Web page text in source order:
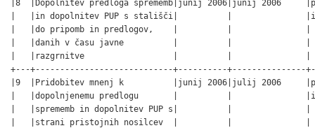
|8  |Dopolnitev predloga sprememb|junij 2006|junij 2006
|   |in dopolnitev PUP s stališči|          |
|   |do pripomb in predlogov,    |          |
|   |danih v času javne          |          |
|   |razgrnitve                  |          |
+---+----------------------------+----------+---------------
|9  |Pridobitev mnenj k          |junij 2006|julij 2006
|   |dopolnjenemu predlogu       |          |
|   |sprememb in dopolnitev PUP s|          |
|   |strani pristojnih nosilcev  |          |